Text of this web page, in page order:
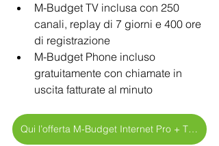
M-Budget TV inclusa con 250
canali, replay di 7 giorni e 400 ore
di registrazione
M-Budget Phone incluso
gratuitamente con chiamate in
uscita fatturate al minuto
Qui l’offerta M-Budget Internet Pro + TV >